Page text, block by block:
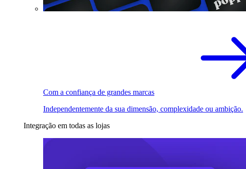
Com a confiança de grandes marcas
Independentemente da sua dimensão, complexidade ou ambição.
Integração em todas as lojas